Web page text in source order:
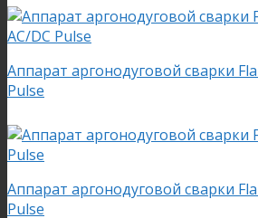
Аппарат аргонодуговой сварки
Pulse
Аппарат аргонодуговой сварки
Pulse